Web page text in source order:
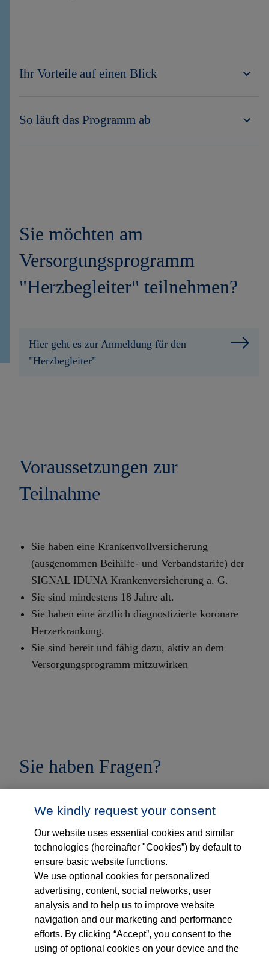
Ihr Vorteile auf einen Blick
So läuft das Programm ab
Sie möchten am
Versorgungsprogramm
"Herzbegleiter" teilnehmen?
Hier geht es zur Anmeldung für den
"Herzbegleiter"
Voraussetzungen zur
Teilnahme
Sie haben eine Krankenvollversicherung
(ausgenommen Beihilfe- und Verbandstarife) der
SIGNAL IDUNA Krankenversicherung a. G.
Sie sind mindestens 18 Jahre alt.
Sie haben eine ärztlich diagnostizierte koronare
Herzerkrankung.
Sie sind bereit und fähig dazu, aktiv an dem
Versorgungsprogramm mitzuwirken
Sie haben Fragen?
Melden Sie sich gerne bei unserem Informations- und
Servicetelefon oder per Email:
Tel.: 0800-7235700
Email: kontakt@thieme-telecare.de
We kindly request your consent
Our website uses essential cookies and similar
technologies (hereinafter "Cookies”) by default to
ensure basic website functions.
We use optional cookies for personalized
advertising, content, social networks, user
analysis and to help us to improve website
navigation and our marketing and performance
efforts. By clicking “Accept”, you consent to the
using of optional cookies on your device and the